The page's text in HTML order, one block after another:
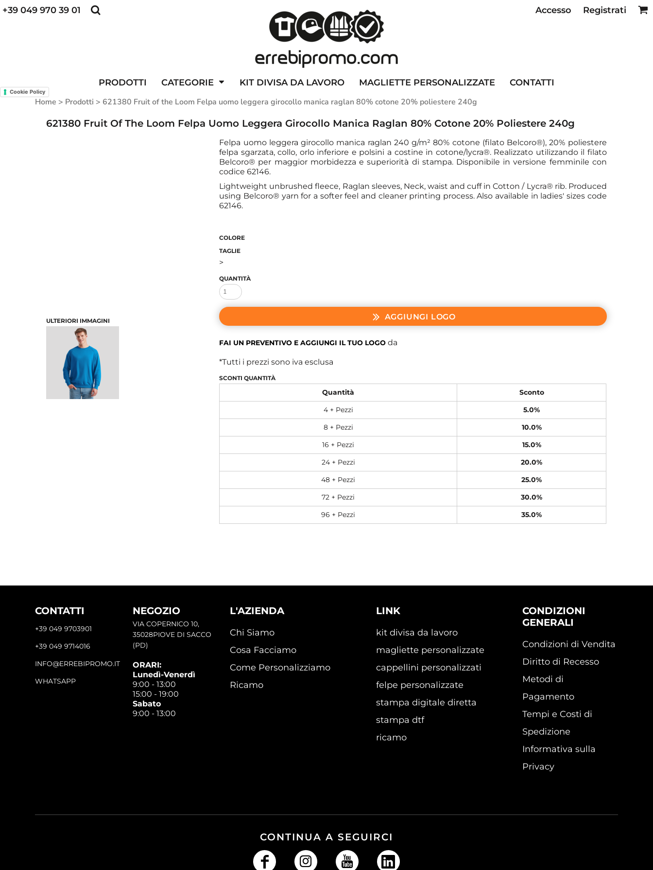
+39 049 970 39 01 Accesso Registrati
PRODOTTI CATEGORIE KIT DIVISA DA LAVORO MAGLIETTE PERSONALIZZATE CONTATTI
Cookie Policy
Home > Prodotti > 621380 Fruit of the Loom Felpa uomo leggera girocollo manica raglan 80% cotone 20% poliestere 240g
621380 Fruit Of The Loom Felpa Uomo Leggera Girocollo Manica Raglan 80% Cotone 20% Poliestere 240g
ULTERIORI IMMAGINI
Felpa uomo leggera girocollo manica raglan 240 g/m² 80% cotone (filato Belcoro®), 20% poliestere
felpa sgarzata, collo, orlo inferiore e polsini a costine in cotone/lycra®. Realizzato utilizzando il filato
Belcoro® per maggior morbidezza e superiorità di stampa. Disponibile in versione femminile con
codice 62146.
Lightweight unbrushed fleece, Raglan sleeves, Neck, waist and cuff in Cotton / Lycra® rib. Produced
using Belcoro® yarn for a softer feel and cleaner printing process. Also available in ladies' sizes code
62146.
COLORE
TAGLIE
>
QUANTITÀ
AGGIUNGI LOGO
FAI UN PREVENTIVO E AGGIUNGI IL TUO LOGO da
*Tutti i prezzi sono iva esclusa
SCONTI QUANTITÀ
Quantità
Sconto
4 + Pezzi
5.0%
8 + Pezzi
10.0%
16 + Pezzi
15.0%
24 + Pezzi
20.0%
48 + Pezzi
25.0%
72 + Pezzi
30.0%
96 + Pezzi
35.0%
CONTATTI
+39 049 9703901
+39 049 9714016
INFO@ERREBIPROMO.IT
WHATSAPP
NEGOZIO
VIA COPERNICO 10,
35028PIOVE DI SACCO
(PD)
ORARI:
Lunedì-Venerdì
9:00 - 13:00
15:00 - 19:00
Sabato
9:00 - 13:00
L'AZIENDA
Chi Siamo
Cosa Facciamo
Come Personalizziamo
Ricamo
LINK
kit divisa da lavoro
magliette personalizzate
cappellini personalizzati
felpe personalizzate
stampa digitale diretta
stampa dtf
ricamo
CONDIZIONI
GENERALI
Condizioni di Vendita
Diritto di Recesso
Metodi di
Pagamento
Tempi e Costi di
Spedizione
Informativa sulla
Privacy
CONTINUA A SEGUIRCI
PRODOTTI
MAGLIETTE PERSONALIZZATE
CONTATTI
ACCESSO
POLO PERSONALIZZATE
DIVISE RISTORAZIONE
POLO PERSONALIZZATE CAPPELLINI PERSONALIZZATI ALTA VISIBILITA'